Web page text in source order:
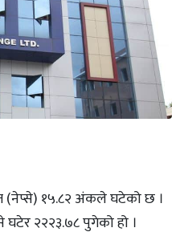
(नेप्से) १५.८२ अंकले घटेको छ ।
घटेर २२२३.७८ पुगेको हो ।